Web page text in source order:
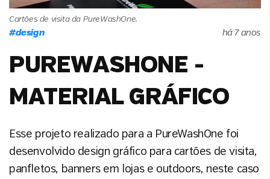
Cartões de visita da PureWashOne.
há 7 anos
#design
PUREWASHONE -
MATERIAL GRÁFICO
Esse projeto realizado para a PureWashOne foi
desenvolvido design gráfico para cartões de visita,
panfletos, banners em lojas e outdoors, neste caso